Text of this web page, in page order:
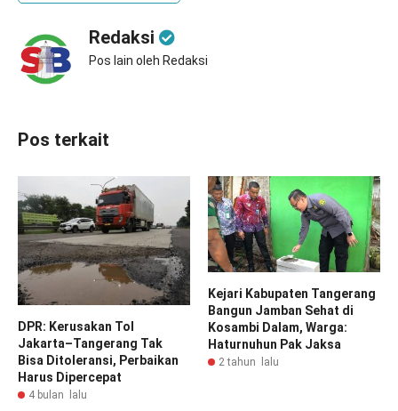
Redaksi
Pos lain oleh Redaksi
Pos terkait
DPR: Kerusakan Tol
Jakarta–Tangerang Tak
Bisa Ditoleransi, Perbaikan
Harus Dipercepat
4 bulan lalu
Kejari Kabupaten Tangerang
Bangun Jamban Sehat di
Kosambi Dalam, Warga:
Haturnuhun Pak Jaksa
2 tahun lalu